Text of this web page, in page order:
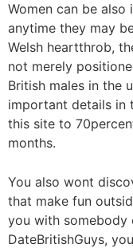
Women can be
anytime they may
Welsh heartthrob,
not merely
British males in the
important details in
this site to
months.
You also wont
that make fun
you with somebody
DateBritishGuys,